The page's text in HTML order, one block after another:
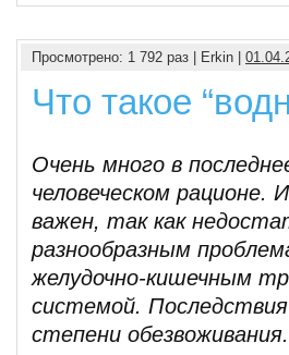
Просмотрено: 1 792 раз | Erkin |
Что такое
Очень много в
человеческом
важен, так как
разнообразным
желудочно-кишечным
системой.
степени обезвоживания.